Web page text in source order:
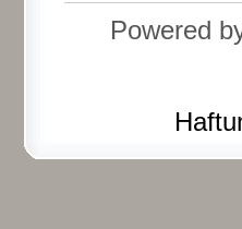
Powered